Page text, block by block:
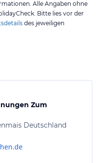
Alle Angaben ohne
Bitte lies vor der
des jeweiligen
Zum
Deutschland